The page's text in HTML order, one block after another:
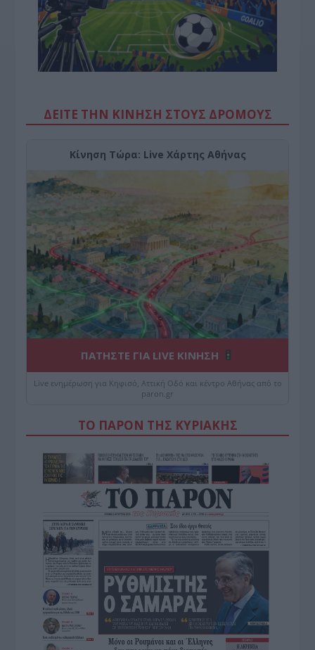
ΔΕΙΤΕ ΤΗΝ ΚΙΝΗΣΗ ΣΤΟΥΣ ΔΡΌΜΟΥΣ
Κίνηση Τώρα: Live Χάρτης Αθήνας
ΠΑΤΗΣΤΕ ΓΙΑ LIVE ΚΙΝΗΣΗ
Live ενημέρωση για Κηφισό, Αττική Οδό και κέντρο Αθήνας από το
paron.gr
ΤΟ ΠΑΡΟΝ ΤΗΣ ΚΥΡΙΑΚΗΣ